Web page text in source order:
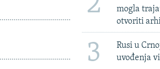
mogla
otvoriti
3
Rusi u
uvođenja